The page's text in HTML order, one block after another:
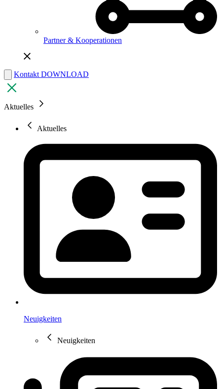
Partner & Kooperationen
Kontakt DOWNLOAD
Aktuelles
Aktuelles
Neuigkeiten
Neuigkeiten